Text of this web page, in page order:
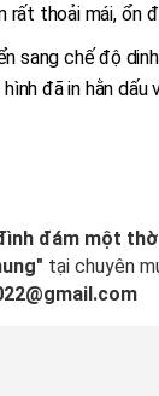
thoải mái, ổn
sang chế độ
đã in hằn
đám một
tại chuyên